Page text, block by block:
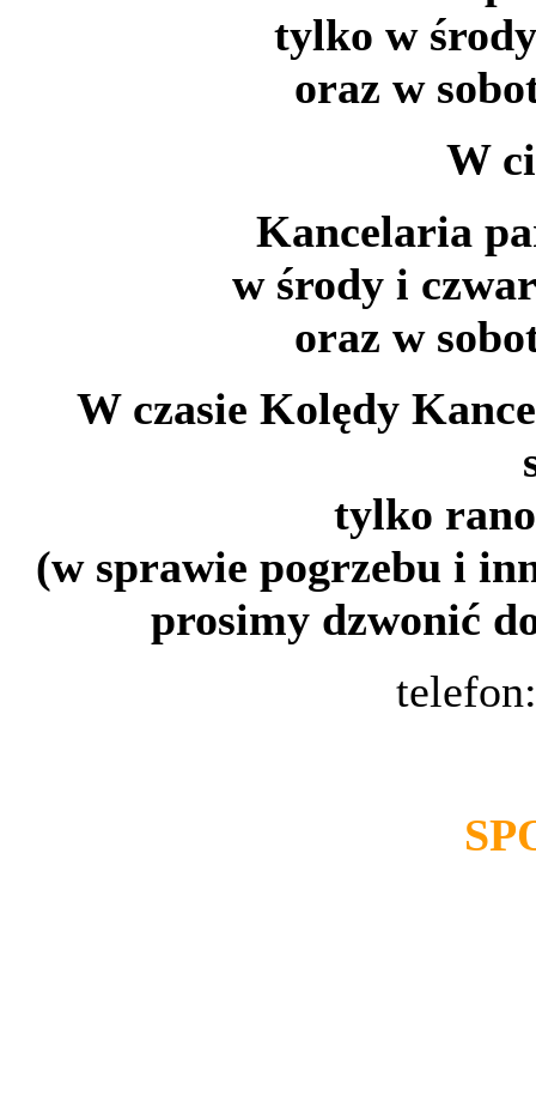
tylko w
oraz w
W
Kancelaria
w środy i
oraz w
W czasie Kolędy
tylko
(w sprawie pogrzebu i
prosimy dzwonić